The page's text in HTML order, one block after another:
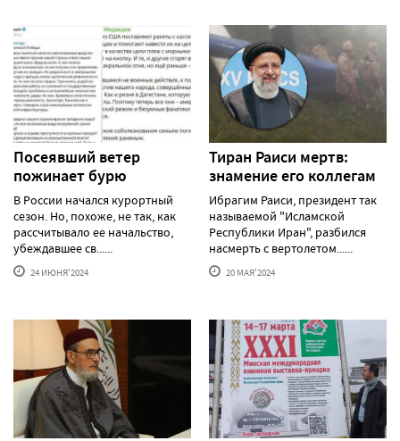
Посеявший ветер
пожинает бурю
В России начался курортный
сезон. Но, похоже, не так, как
рассчитывало ее начальство,
убеждавшее св......
24 ИЮНЯ'2024
Тиран Раиси мертв:
знамение его коллегам
Ибрагим Раиси, президент так
называемой "Исламской
Республики Иран", разбился
насмерть с вертолетом......
20 МАЯ'2024